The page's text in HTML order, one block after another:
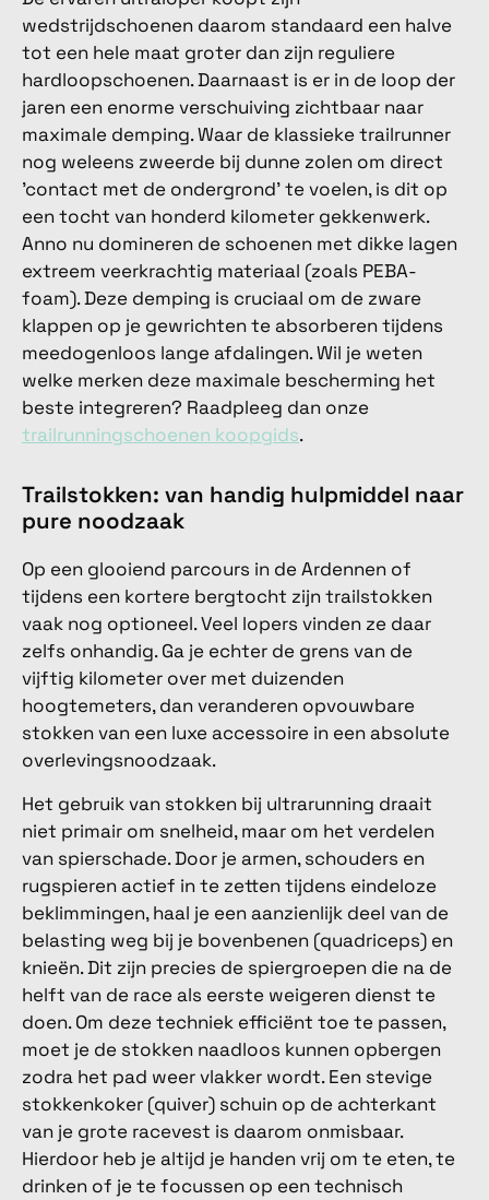
wedstrijdschoenen daarom standaard een halve
tot een hele maat groter dan zijn reguliere
hardloopschoenen. Daarnaast is er in de loop der
jaren een enorme verschuiving zichtbaar naar
maximale demping. Waar de klassieke trailrunner
nog weleens zweerde bij dunne zolen om direct
'contact met de ondergrond' te voelen, is dit op
een tocht van honderd kilometer gekkenwerk.
Anno nu domineren de schoenen met dikke lagen
extreem veerkrachtig materiaal (zoals PEBA-
foam). Deze demping is cruciaal om de zware
klappen op je gewrichten te absorberen tijdens
meedogenloos lange afdalingen. Wil je weten
welke merken deze maximale bescherming het
beste integreren? Raadpleeg dan onze
trailrunningschoenen koopgids.
Trailstokken: van handig hulpmiddel naar
pure noodzaak
Op een glooiend parcours in de Ardennen of
tijdens een kortere bergtocht zijn trailstokken
vaak nog optioneel. Veel lopers vinden ze daar
zelfs onhandig. Ga je echter de grens van de
vijftig kilometer over met duizenden
hoogtemeters, dan veranderen opvouwbare
stokken van een luxe accessoire in een absolute
overlevingsnoodzaak.
Het gebruik van stokken bij ultrarunning draait
niet primair om snelheid, maar om het verdelen
van spierschade. Door je armen, schouders en
rugspieren actief in te zetten tijdens eindeloze
beklimmingen, haal je een aanzienlijk deel van de
belasting weg bij je bovenbenen (quadriceps) en
knieën. Dit zijn precies de spiergroepen die na de
helft van de race als eerste weigeren dienst te
doen. Om deze techniek efficiënt toe te passen,
moet je de stokken naadloos kunnen opbergen
zodra het pad weer vlakker wordt. Een stevige
stokkenkoker (quiver) schuin op de achterkant
van je grote racevest is daarom onmisbaar.
Hierdoor heb je altijd je handen vrij om te eten, te
drinken of je te focussen op een technisch